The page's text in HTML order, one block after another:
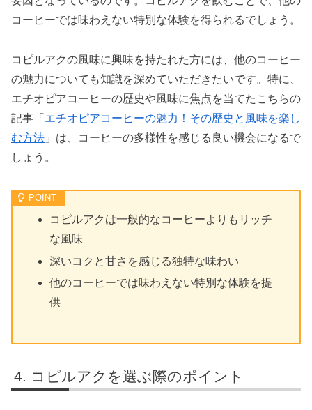
コーヒーでは味わえない特別な体験を得られるでしょう。
コピルアクの風味に興味を持たれた方には、他のコーヒー
の魅力についても知識を深めていただきたいです。特に、
エチオピアコーヒーの歴史や風味に焦点を当てたこちらの
記事「 エチオピアコーヒーの魅力！その歴史と風味を楽し
む方法 」は、コーヒーの多様性を感じる良い機会になるで
しょう。
コピルアクは一般的なコーヒーよりもリッチ
な風味
深いコクと甘さを感じる独特な味わい
他のコーヒーでは味わえない特別な体験を提
供
コピルアクを選ぶ際のポイント